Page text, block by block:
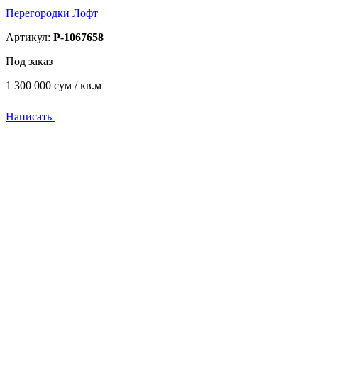
Перегородки Лофт
Артикул: P-1067658
Под заказ
1 300 000 сум / кв.м
Написать